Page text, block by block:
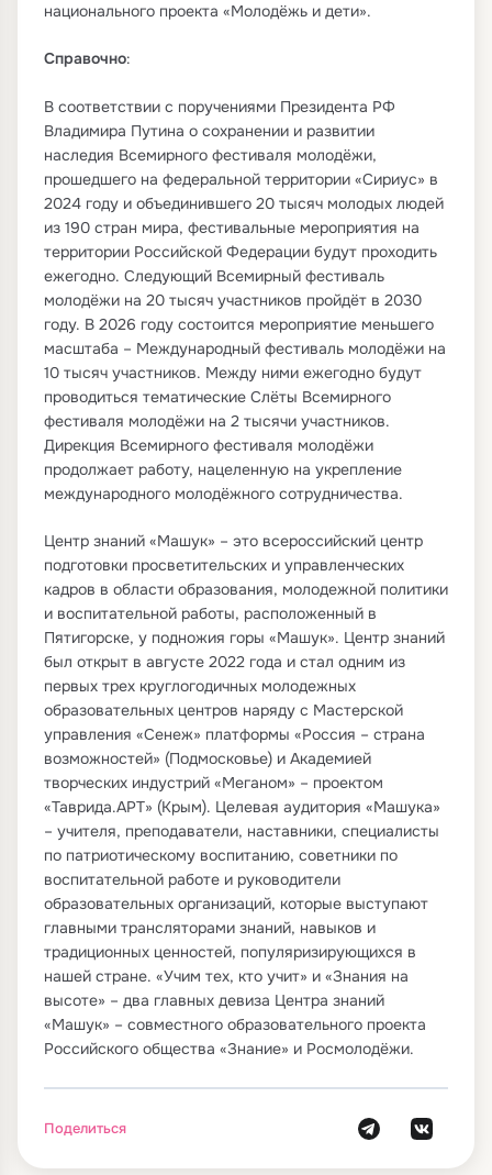
национального проекта «Молодёжь и дети».
Справочно:
В соответствии с поручениями Президента РФ
Владимира Путина о сохранении и развитии
наследия Всемирного фестиваля молодёжи,
прошедшего на федеральной территории «Сириус» в
2024 году и объединившего 20 тысяч молодых людей
из 190 стран мира, фестивальные мероприятия на
территории Российской Федерации будут проходить
ежегодно. Следующий Всемирный фестиваль
молодёжи на 20 тысяч участников пройдёт в 2030
году. В 2026 году состоится мероприятие меньшего
масштаба – Международный фестиваль молодёжи на
10 тысяч участников. Между ними ежегодно будут
проводиться тематические Слёты Всемирного
фестиваля молодёжи на 2 тысячи участников.
Дирекция Всемирного фестиваля молодёжи
продолжает работу, нацеленную на укрепление
международного молодёжного сотрудничества.
Центр знаний «Машук» – это всероссийский центр
подготовки просветительских и управленческих
кадров в области образования, молодежной политики
и воспитательной работы, расположенный в
Пятигорске, у подножия горы «Машук». Центр знаний
был открыт в августе 2022 года и стал одним из
первых трех круглогодичных молодежных
образовательных центров наряду с Мастерской
управления «Сенеж» платформы «Россия – страна
возможностей» (Подмосковье) и Академией
творческих индустрий «Меганом» – проектом
«Таврида.АРТ» (Крым). Целевая аудитория «Машука»
– учителя, преподаватели, наставники, специалисты
по патриотическому воспитанию, советники по
воспитательной работе и руководители
образовательных организаций, которые выступают
главными трансляторами знаний, навыков и
традиционных ценностей, популяризирующихся в
нашей стране. «Учим тех, кто учит» и «Знания на
высоте» – два главных девиза Центра знаний
«Машук» – совместного образовательного проекта
Российского общества «Знание» и Росмолодёжи.
Поделиться